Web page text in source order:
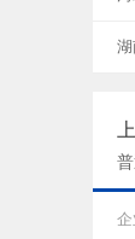
企